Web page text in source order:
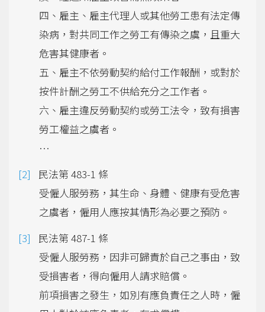
四、雇主、雇主代理人或其他勞工患有法定傳
染病，對共同工作之勞工有傳染之虞，且重大
危害其健康者。
五、雇主不依勞動契約給付工作報酬，或對於
按件計酬之勞工不供給充分之工作者。
六、雇主違反勞動契約或勞工法令，致有損害
勞工權益之虞者。
…
民法第 483-1 條
受僱人服勞務，其生命、身體、健康有受危害
之虞者，僱用人應按其情形為必要之預防。
民法第 487-1 條
受僱人服勞務，因非可歸責於自己之事由，致
受損害者，得向僱用人請求賠償。
前項損害之發生，如別有應負責任之人時，僱